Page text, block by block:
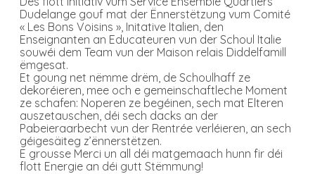
Dudelange gouf mat der Ënnerstëtzung vum Comité
« Les Bons Voisins », Initative Italien, den
Enseignanten an Educateuren vun der Schoul Italie
souwéi dem Team vun der Maison relais Diddelfamill
ëmgesat.
Et goung net nëmme drëm, de Schoulhaff ze
dekoréieren, mee och e gemeinschaftleche Moment
ze schafen: Noperen ze begéinen, sech mat Elteren
auszetauschen, déi sech dacks an der
Pabeieraarbecht vun der Rentrée verléieren, an sech
géigesäiteg z’ënnerstëtzen.
E grousse Merci un all déi matgemaach hunn fir déi
flott Energie an déi gutt Stëmmung!